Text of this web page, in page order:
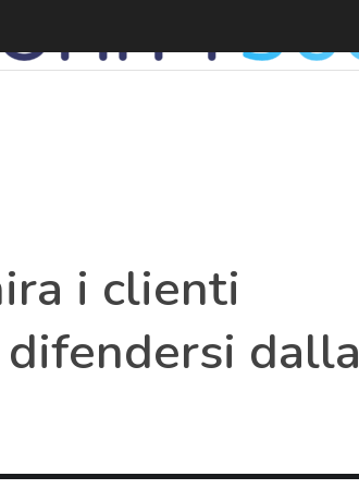
i clienti
dalla